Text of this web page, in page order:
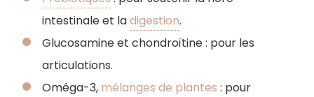
intestinale et ladigestion.
Glucosamine et chondroïtine : pour les
articulations.
Oméga-3, mélanges de plantes : pour